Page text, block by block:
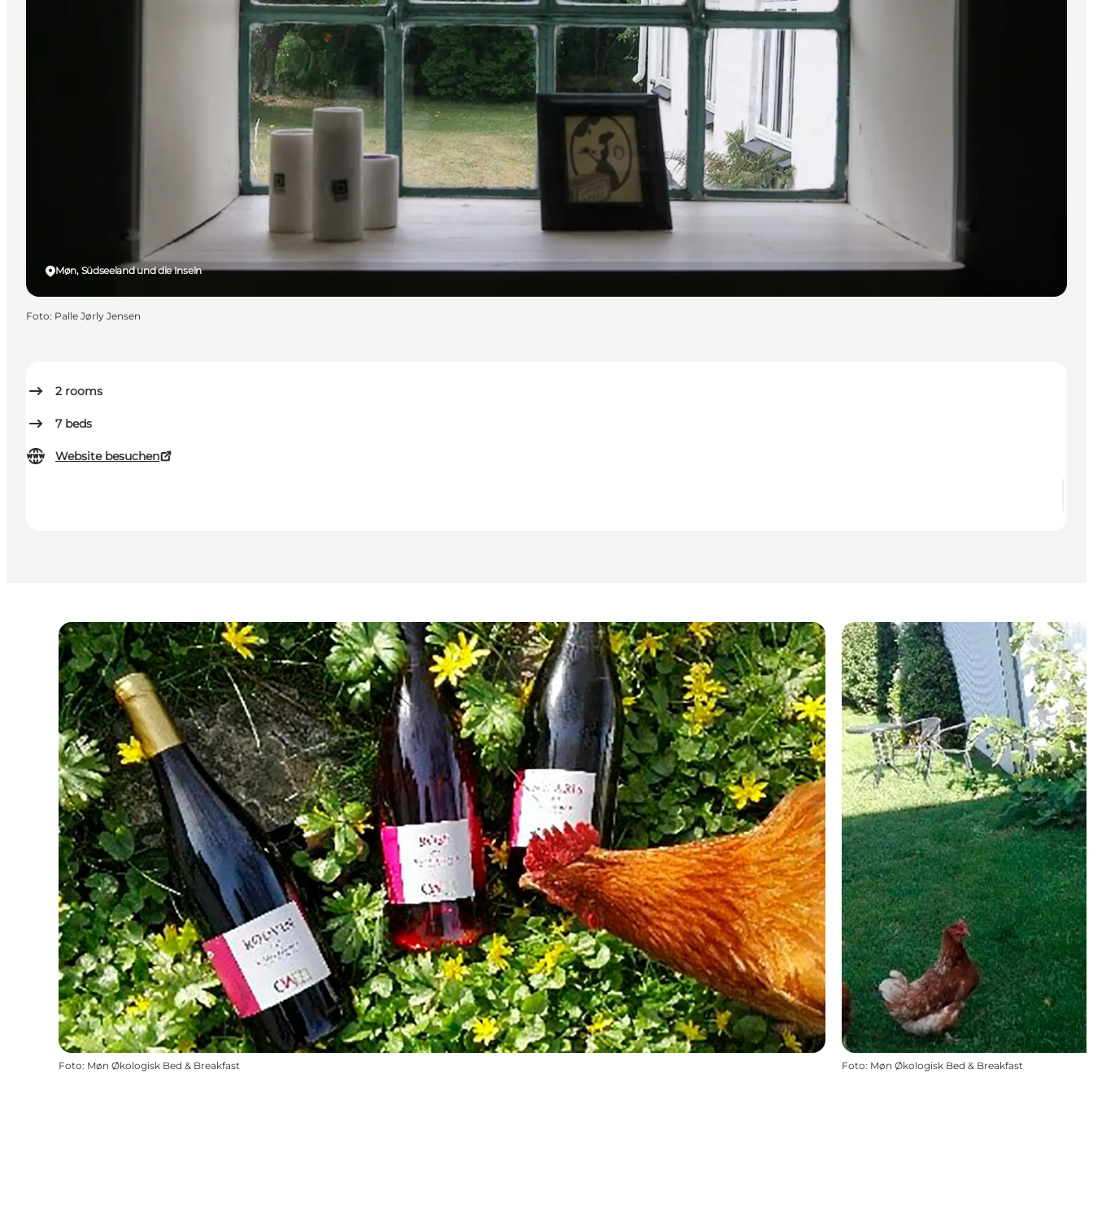
2 rooms
7 beds
Website besuchen
Møn, Südseeland und die Inseln
Foto: Palle Jørly Jensen
Foto: Møn Økologisk Bed & Breakfast Foto: Møn Økologisk Bed & Breakfast